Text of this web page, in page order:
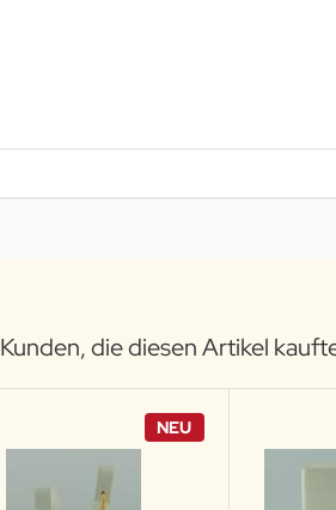
Kunden, die diesen Artikel
NEU